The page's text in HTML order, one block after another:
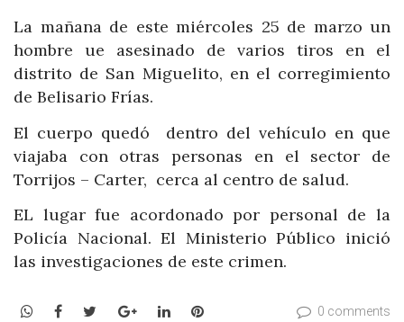
La mañana de este miércoles 25 de marzo un
hombre ue asesinado de varios tiros en el
distrito de San Miguelito, en el corregimiento
de Belisario Frías.
El cuerpo quedó dentro del vehículo en que
viajaba con otras personas en el sector de
Torrijos – Carter, cerca al centro de salud.
EL lugar fue acordonado por personal de la
Policía Nacional. El Ministerio Público inició
las investigaciones de este crimen.
WhatsApp
Facebook
TwitterGoogle+LinkedInPinterest 0 comments